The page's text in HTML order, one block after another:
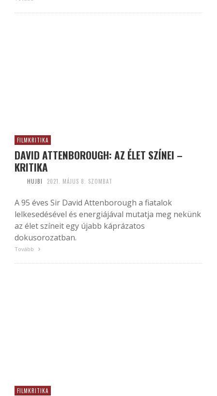
FILMKRITIKA
DAVID ATTENBOROUGH: AZ ÉLET SZÍNEI –
KRITIKA
HUJBI 2021. MÁJUS 8. SZOMBAT
A 95 éves Sir David Attenborough a fiatalok
lelkesedésével és energiájával mutatja meg nekünk
az élet színeit egy újabb káprázatos
dokusorozatban.
Tovább
FILMKRITIKA